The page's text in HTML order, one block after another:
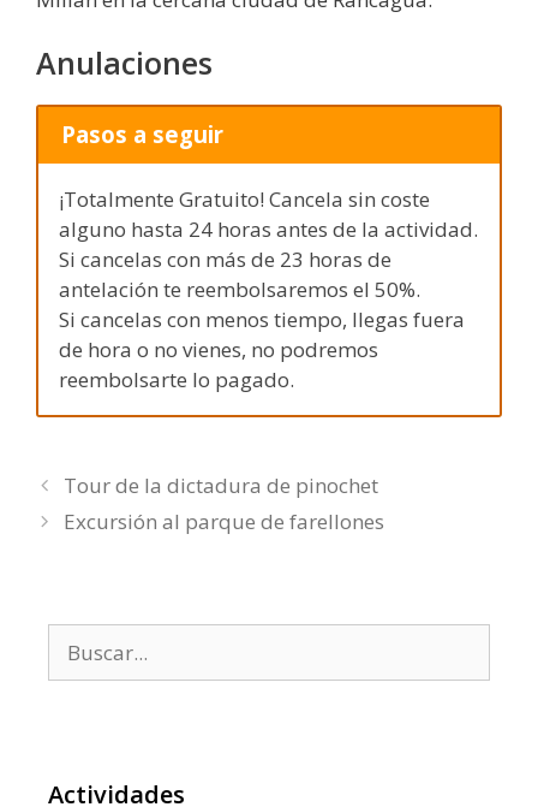
Anulaciones
Pasos a seguir
¡Totalmente Gratuito! Cancela sin coste
alguno hasta 24 horas antes de la actividad.
Si cancelas con más de 23 horas de
antelación te reembolsaremos el 50%.
Si cancelas con menos tiempo, llegas fuera
de hora o no vienes, no podremos
reembolsarte lo pagado.
Tour de la dictadura de pinochet
Excursión al parque de farellones
Actividades